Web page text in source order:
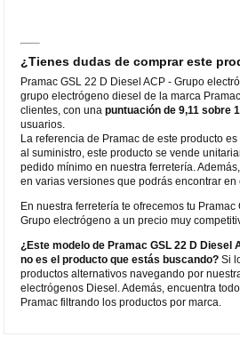
¿Tienes dudas de comprar este
Pramac GSL 22 D Diesel ACP - Grupo
grupo electrógeno diesel de la marca
clientes, con unapuntuación de 9,11 sobre
usuarios.
La referencia de Pramac de este producto
al suministro, este producto se vende
pedido mínimo en nuestra ferretería.
en varias versiones que podrás encontrar en
En nuestra ferretería te ofrecemos tu Pramac
Grupo electrógeno a un precio muy
¿Este modelo de Pramac GSL 22 D Diesel
no es el producto que estás buscando? Si
productos alternativos navegando por
electrógenos Diesel. Además, encuentra
Pramac filtrando los productos por marca.